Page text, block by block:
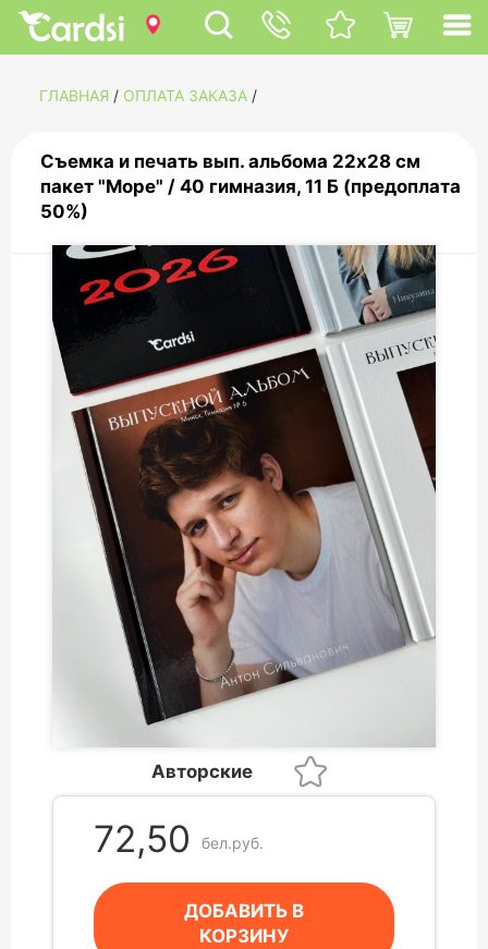
ГЛАВНАЯ / ОПЛАТА ЗАКАЗА /
Съемка и печать вып. альбома 22х28 см
пакет "Море" / 40 гимназия, 11 Б (предоплата
50%)
Авторские
72,50 бел.руб.
ДОБАВИТЬ В
КОРЗИНУ